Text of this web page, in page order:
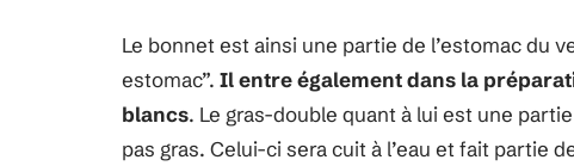
Le bonnet est ainsi une partie de l’estomac du
estomac”. Il entre également dans la
blancs. Le gras-double quant à lui est une
pas gras. Celui-ci sera cuit à l’eau et fait partie